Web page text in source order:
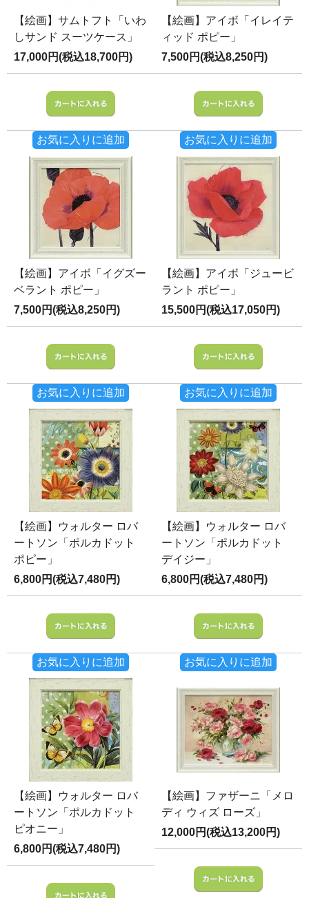
【絵画】サムトフト「いわ
しサンド スーツケース」
17,000円(税込18,700円)
お気に入りに追加
【絵画】アイボ「イレイテ
ィッド ポピー」
7,500円(税込8,250円)
お気に入りに追加
【絵画】アイボ「イグズー
ベラント ポピー」
7,500円(税込8,250円)
お気に入りに追加
【絵画】アイボ「ジュービ
ラント ポピー」
15,500円(税込17,050円)
お気に入りに追加
【絵画】ウォルター ロバ
ートソン「ポルカドット
ポピー」
6,800円(税込7,480円)
お気に入りに追加
【絵画】ウォルター ロバ
ートソン「ポルカドット
デイジー」
6,800円(税込7,480円)
お気に入りに追加
【絵画】ウォルター ロバ
ートソン「ポルカドット
ピオニー」
6,800円(税込7,480円)
【絵画】ファザーニ「メロ
ディ ウィズ ローズ」
12,000円(税込13,200円)